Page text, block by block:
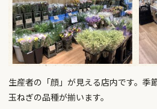
生産者の「顔」が見える店内です。季
玉ねぎの品種が揃います。